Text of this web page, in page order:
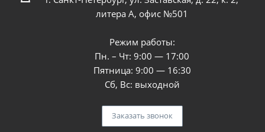
литера А, офис №501
Режим работы:
Пн. – Чт: 9:00 — 17:00
Пятница: 9:00 — 16:30
Сб, Вс: выходной
Заказать звонок